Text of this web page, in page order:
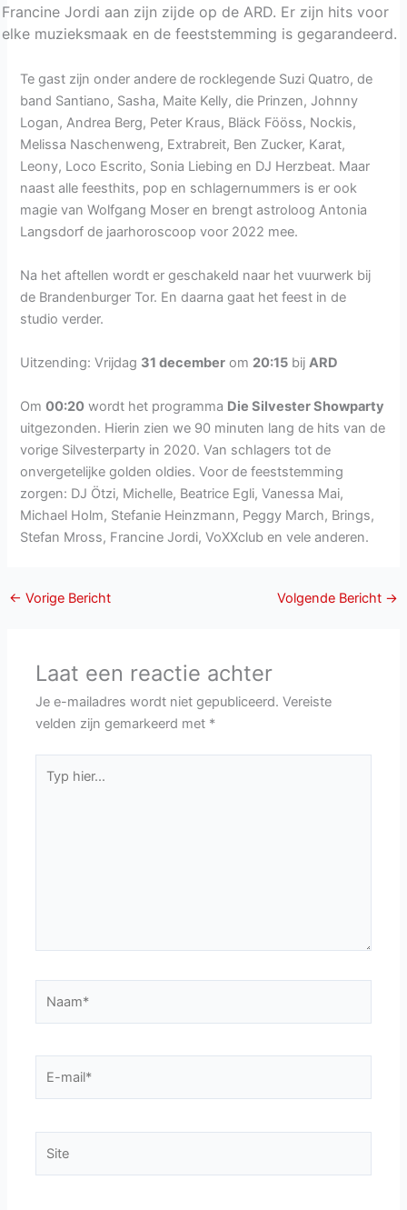
Francine Jordi aan zijn zijde op de ARD. Er zijn hits voor
elke muzieksmaak en de feeststemming is gegarandeerd.
Te gast zijn onder andere de rocklegende Suzi Quatro, de
band Santiano, Sasha, Maite Kelly, die Prinzen, Johnny
Logan, Andrea Berg, Peter Kraus, Bläck Fööss, Nockis,
Melissa Naschenweng, Extrabreit, Ben Zucker, Karat,
Leony, Loco Escrito, Sonia Liebing en DJ Herzbeat. Maar
naast alle feesthits, pop en schlagernummers is er ook
magie van Wolfgang Moser en brengt astroloog Antonia
Langsdorf de jaarhoroscoop voor 2022 mee.
Na het aftellen wordt er geschakeld naar het vuurwerk bij
de Brandenburger Tor. En daarna gaat het feest in de
studio verder.
Uitzending: Vrijdag 31 december om 20:15 bij ARD
Om00:20 wordt het programma Die Silvester Showparty
uitgezonden. Hierin zien we 90 minuten lang de hits van de
vorige Silvesterparty in 2020. Van schlagers tot de
onvergetelijke golden oldies. Voor de feeststemming
zorgen: DJ Ötzi, Michelle, Beatrice Egli, Vanessa Mai,
Michael Holm, Stefanie Heinzmann, Peggy March, Brings,
Stefan Mross, Francine Jordi, VoXXclub en vele anderen.
← Vorige Bericht Volgende Bericht →
Laat een reactie achter
Je e-mailadres wordt niet gepubliceerd. Vereiste
velden zijn gemarkeerd met *
hier...